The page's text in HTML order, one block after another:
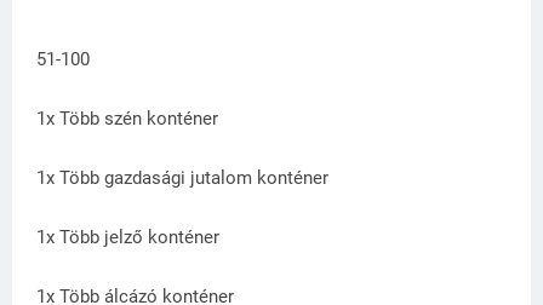
51-100
1x Több szén konténer
1x Több gazdasági jutalom konténer
1x Több jelző konténer
1x Több álcázó konténer